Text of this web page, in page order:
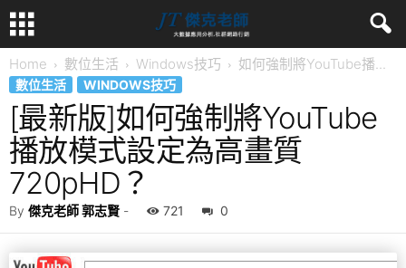
Home 數位生活 Windows技巧 如何強制將YouTube播...
數位生活 WINDOWS技巧
[最新版]如何強制將YouTube
播放模式設定為高畫質
720pHD？
By 傑克老師 郭志賢- 721 0